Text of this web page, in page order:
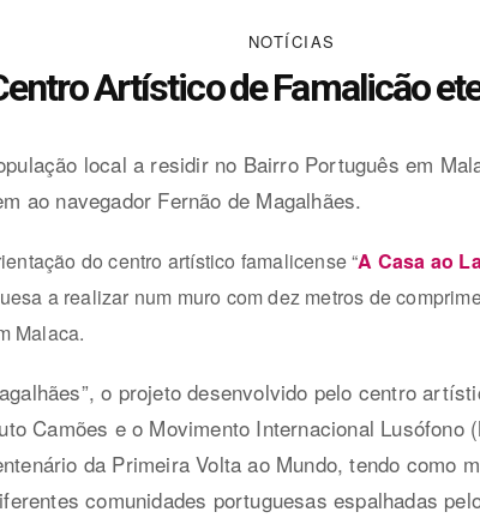
NOTÍCIAS
Artístico de Famalicão
local a residir no Bairro Português em
ao navegador Fernão de Magalhães.
do centro artístico famalicense “A Casa ao
a realizar num muro com dez metros de
Malaca.
o projeto desenvolvido pelo centro
Camões e o Movimento Internacional Lusófono
da Primeira Volta ao Mundo, tendo como
comunidades portuguesas espalhadas